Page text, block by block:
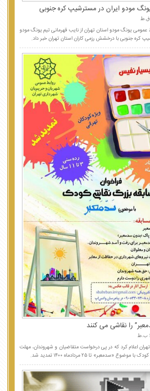
مودو ایران در مسترشیپ کره جنوبی
عمومی یونگ مودو استان تهران از نایب قهرمانی تیم یونگ مودو
کره جنوبی با درخشش رزمی کاران استان تهران خبر داد.
را نقاشی می کنند
اعلام کرد که در پی درخواست متقاضیان و شهروندان، مهلت
«سدمعبر» تا ۲۵ مردادماه ۱۴۰۰ تمدید شد.